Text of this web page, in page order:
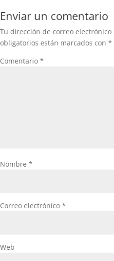
Enviar un comentario
Tu dirección de correo
obligatorios están marcados con *
Comentario *
Nombre *
Correo electrónico *
Web